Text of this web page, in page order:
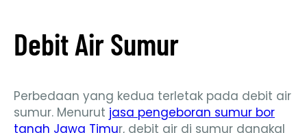
Debit Air Sumur
Perbedaan yang kedua terletak pada debit air
sumur. Menurut jasa pengeboran sumur bor
tanah Jawa Timur, debit air di sumur dangkal